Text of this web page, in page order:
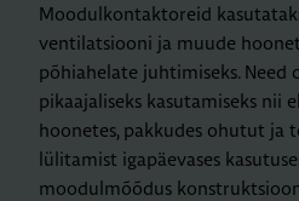
Moodulkontaktoreid
ventilatsiooni ja muude
põhiahelate juhtimiseks.
pikaajaliseks kasutamiseks nii
hoonetes, pakkudes ohutut ja
lülitamist igapäevases
moodulmõõdus